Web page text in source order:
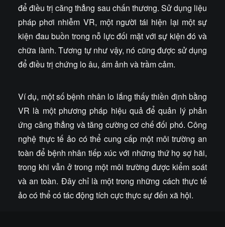
để điều trị căng thẳng sau chấn thương. Sử dụng liệu
pháp phơi nhiễm VR, một người tái hiện lại một sự
kiện đau buồn trong nỗ lực đối mặt với sự kiện đó và
chữa lành. Tương tự như vậy, nó cũng được sử dụng
để điều trị chứng lo âu, ám ảnh và trầm cảm.
Ví dụ, một số bệnh nhân lo lắng thấy thiền định bằng
VR là một phương pháp hiệu quả để quản lý phản
ứng căng thẳng và tăng cường cơ chế đối phó. Công
nghệ thực tế ảo có thể cung cấp một môi trường an
toàn để bệnh nhân tiếp xúc với những thứ họ sợ hãi,
trong khi vẫn ở trong một môi trường được kiểm soát
và an toàn. Đây chỉ là một trong những cách thực tế
ảo có thể có tác động tích cực thực sự đến xã hội.